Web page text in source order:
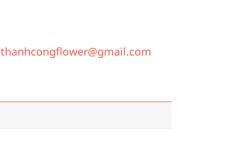
thanhcongflower@gmail.com